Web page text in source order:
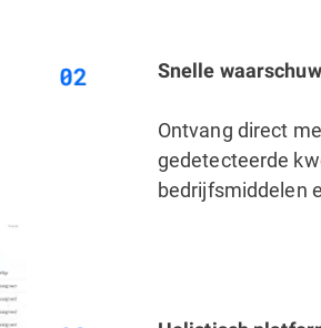
Snelle
Ontvang direct
gedetecteerde
bedrijfsmiddelen